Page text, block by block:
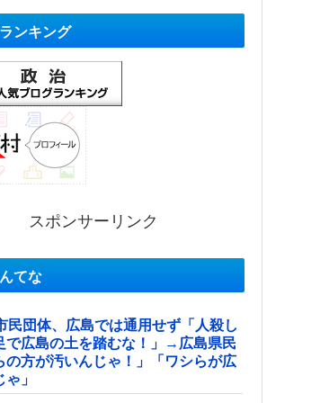
ンキング
スポンサーリンク
てな
民団体、広島では通用せず「人殺し
で広島の土を踏むな！」→広島県民
の方が汚いんじゃ！」「ワシらが広
」